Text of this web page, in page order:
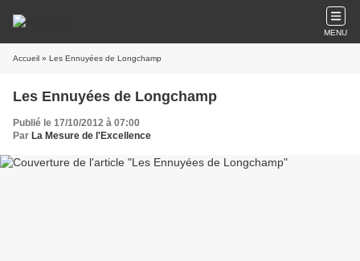
MENU
Accueil » Les Ennuyées de Longchamp
Les Ennuyées de Longchamp
Publié le 17/10/2012 à 07:00
Par La Mesure de l'Excellence